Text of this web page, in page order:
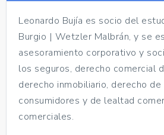
Leonardo Bujía es socio del
Burgio | Wetzler Malbrán, y se
asesoramiento corporativo y
los seguros, derecho comercial
derecho inmobiliario, derecho
consumidores y de lealtad
comerciales.